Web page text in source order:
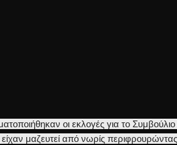
οι εκλογές για το
μαζευτεί από νωρίς